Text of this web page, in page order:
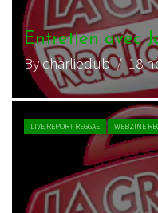
Joe Pilgrim &
Péniche – 13
By charliedub/ 19
CHRONIQUE REGGAE WEBZINE